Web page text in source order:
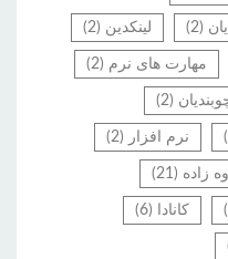
(2) لینکدین(2)
مهارت های نرم (2)
(2)
نرم افزار (2)
زاده(21)
کانادا(6)